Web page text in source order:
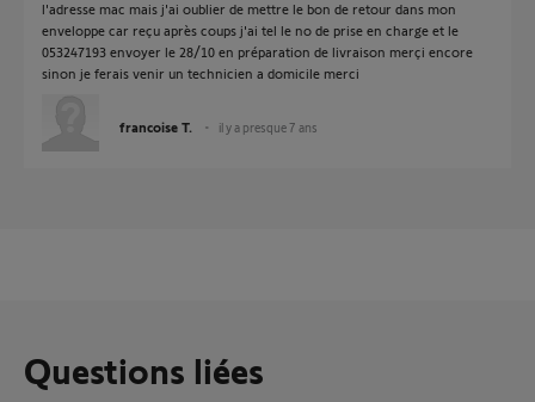
l'adresse mac mais j'ai oublier de mettre le bon de retour dans mon
enveloppe car reçu après coups j'ai tel le no de prise en charge et le
053247193 envoyer le 28/10 en préparation de livraison merçi encore
sinon je ferais venir un technicien a domicile merci
francoise T. il y a presque 7 ans
Questions liées